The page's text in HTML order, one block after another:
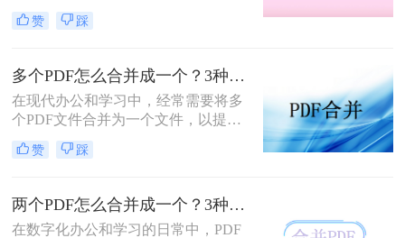
分享、存储和管理。那么怎么合并pdf
呢？本文将介绍四种合并PDF的方
任务。
赞 踩
多个PDF怎么合并成一个？3种方法，1分钟全搞定！！
在现代办公和学习中，经常需要将多
个PDF文件合并为一个文件，以提高
文档管理的便利性和效率。那么多个
pdf怎么合并成一个pdf呢？本文将介
赞 踩
两个PDF怎么合并成一个？3种方法，1分钟轻松搞定！
在数字化办公和学习的日常中，PDF